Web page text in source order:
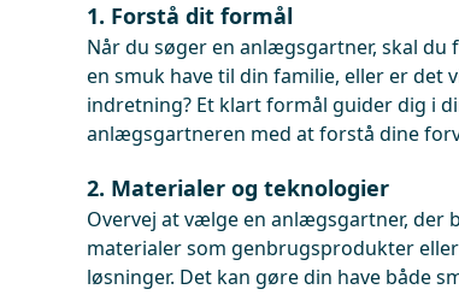
1. Forstå dit formål
Når du søger en anlægsgartner, skal
en smuk have til din familie, eller er
indretning? Et klart formål guider dig i
anlægsgartneren med at forstå dine
2. Materialer og teknologier
Overvej at vælge en anlægsgartner,
materialer som genbrugsprodukter
løsninger. Det kan gøre din have både